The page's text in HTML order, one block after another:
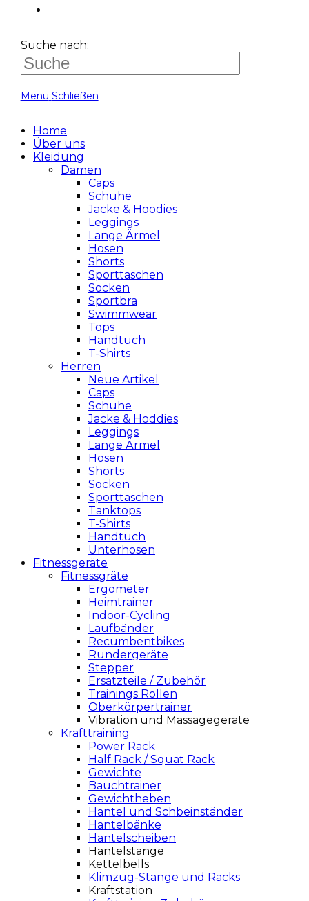
Suche nach:
Menü Schließen
Home
Über uns
Kleidung
Damen
Caps
Schuhe
Jacke & Hoodies
Leggings
Lange Ärmel
Hosen
Shorts
Sporttaschen
Socken
Sportbra
Swimmwear
Tops
Handtuch
T-Shirts
Herren
Neue Artikel
Caps
Schuhe
Jacke & Hoddies
Leggings
Lange Ärmel
Hosen
Shorts
Socken
Sporttaschen
Tanktops
T-Shirts
Handtuch
Unterhosen
Fitnessgeräte
Fitnessgräte
Ergometer
Heimtrainer
Indoor-Cycling
Laufbänder
Recumbentbikes
Rundergeräte
Stepper
Ersatzteile / Zubehör
Trainings Rollen
Oberkörpertrainer
Vibration und Massagegeräte
Krafttraining
Power Rack
Half Rack / Squat Rack
Gewichte
Bauchtrainer
Gewichtheben
Hantel und Schbeinständer
Hantelbänke
Hantelscheiben
Hantelstange
Kettelbells
Klimzug-Stange und Racks
Kraftstation